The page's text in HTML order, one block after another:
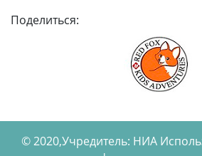
Поделиться:
© 2020,Учредитель: НИА